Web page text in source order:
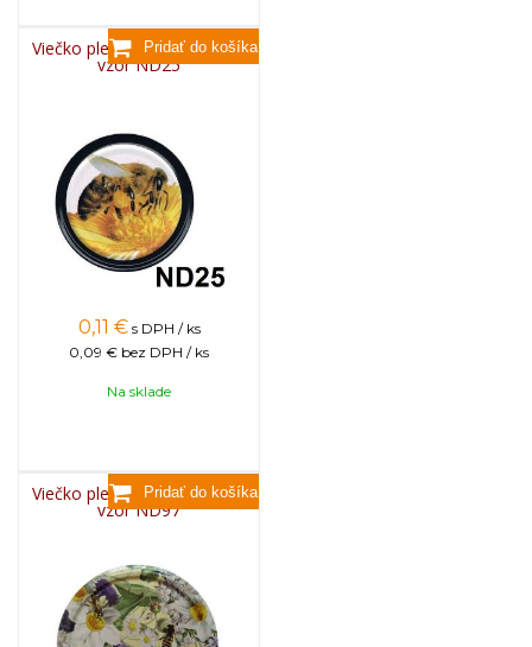
Viečko plechové TWIST 82 -
vzor ND25
0,11 € s DPH / ks
0,09 € bez DPH / ks
Na sklade
Viečko plechové TWIST 82 -
vzor ND97